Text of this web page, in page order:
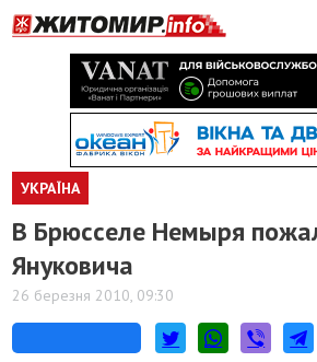
УКРАЇНА
В Брюсселе Немыря
Януковича
26 березня 2010, 09:30